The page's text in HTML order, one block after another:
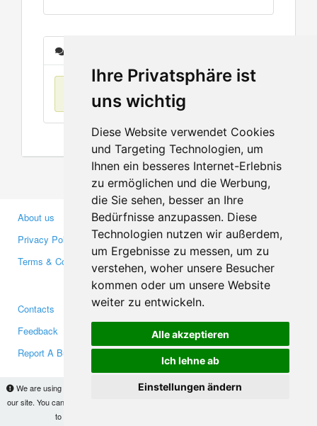
Ihre Privatsphäre ist
uns wichtig
Diese Website verwendet Cookies
und Targeting Technologien, um
Ihnen ein besseres Internet-Erlebnis
zu ermöglichen und die Werbung,
die Sie sehen, besser an Ihre
Bedürfnisse anzupassen. Diese
Technologien nutzen wir außerdem,
um Ergebnisse zu messen, um zu
verstehen, woher unsere Besucher
kommen oder um unsere Website
weiter zu entwickeln.
Alle akzeptieren
Ich lehne ab
Einstellungen ändern
We are using cookies to provide statistics that help us give you the best experience of
our site. You can find out more
to use the site without changes, you are agreeing to it.
No items found
About us
Privacy Policy
Terms & Conditions
Business Partners
Investors
Media
Contacts
Feedback
Report A Bug
Facebook
Twitter
YouTube
Google+